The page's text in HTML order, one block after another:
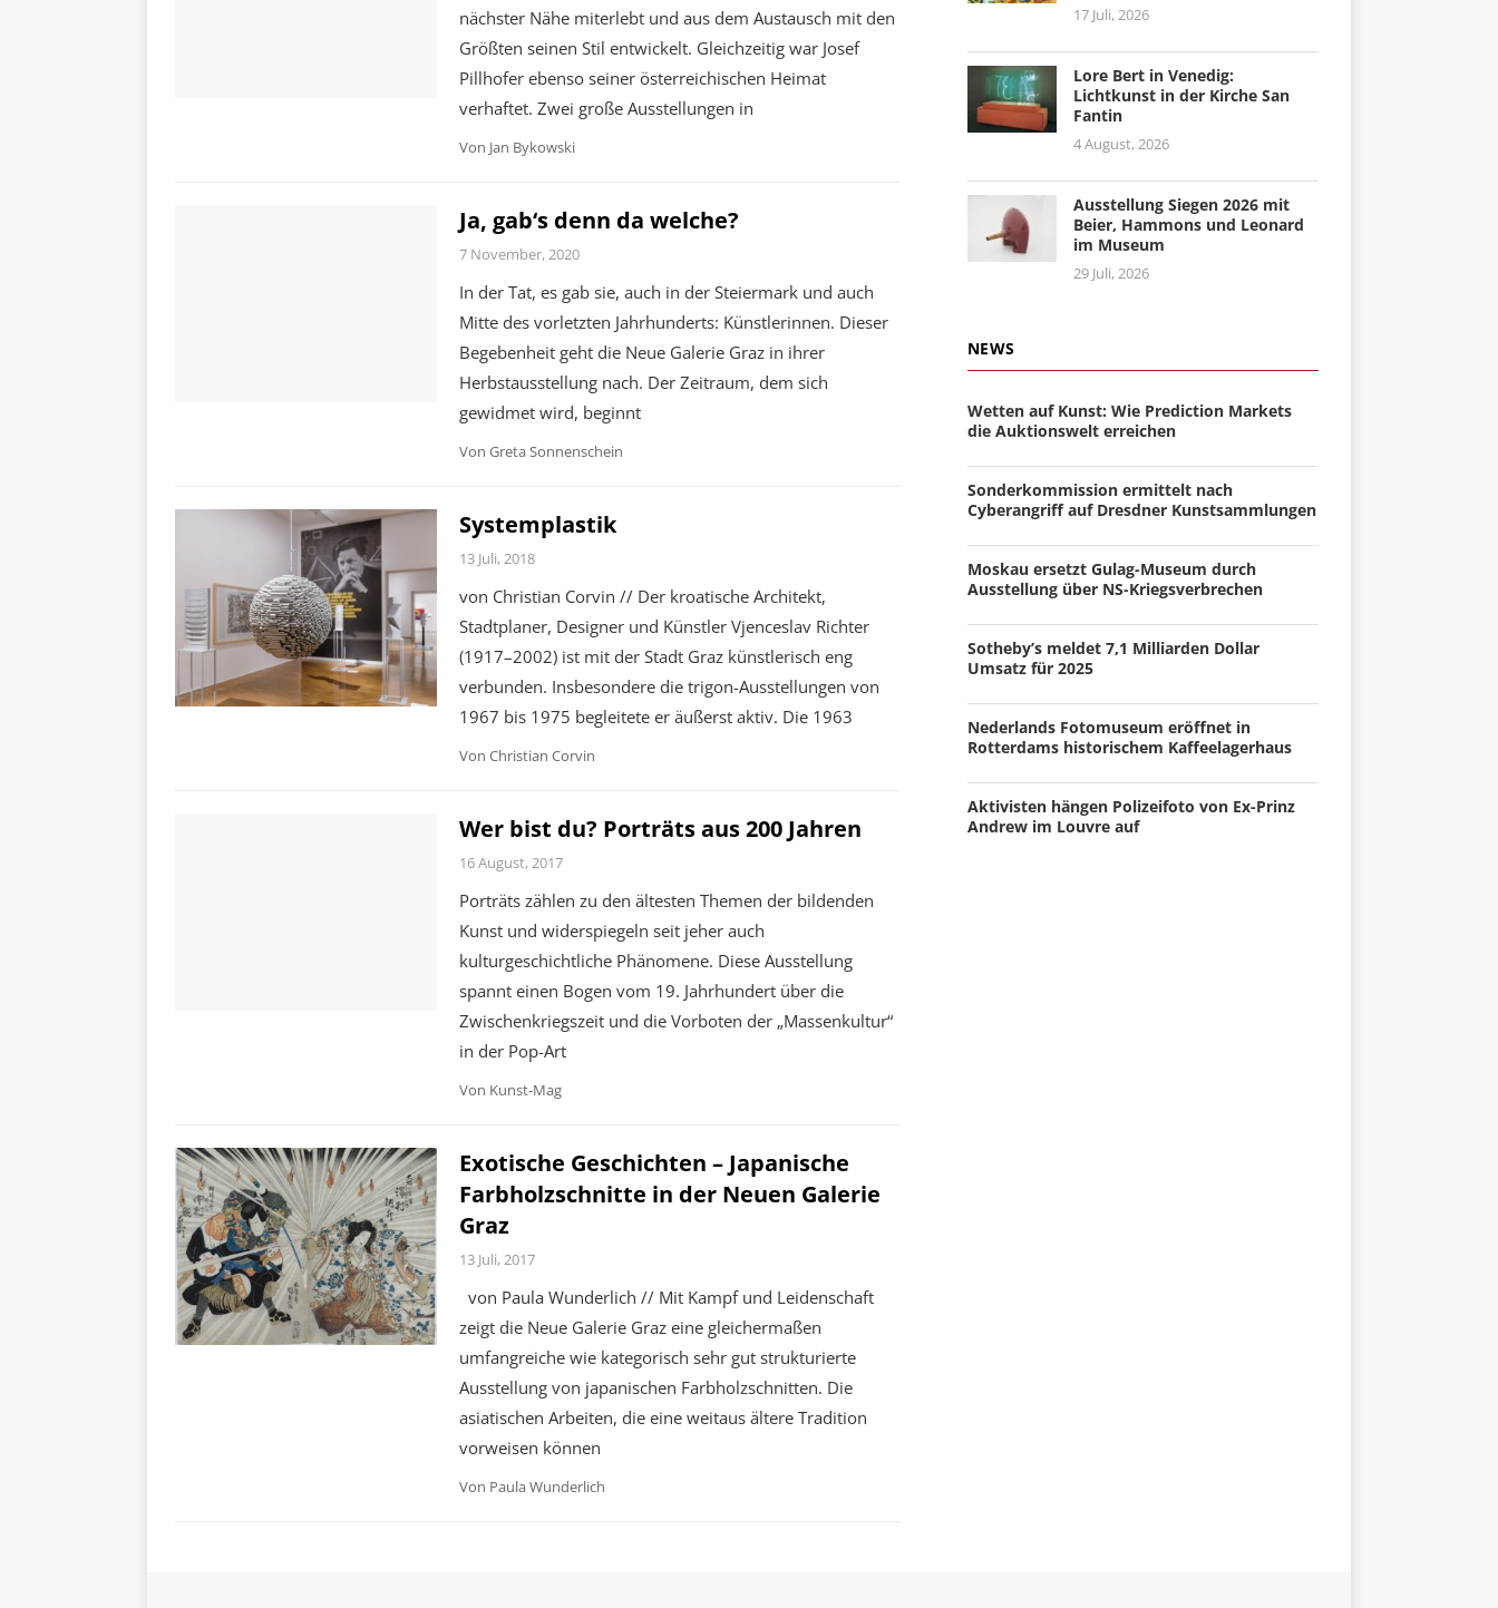
nächster Nähe miterlebt und aus dem Austausch mit den
Größten seinen Stil entwickelt. Gleichzeitig war Josef
Pillhofer ebenso seiner österreichischen Heimat
verhaftet. Zwei große Ausstellungen in
Von Jan Bykowski
Ja, gab‘s denn da welche?
7 November, 2020
In der Tat, es gab sie, auch in der Steiermark und auch
Mitte des vorletzten Jahrhunderts: Künstlerinnen. Dieser
Begebenheit geht die Neue Galerie Graz in ihrer
Herbstausstellung nach. Der Zeitraum, dem sich
gewidmet wird, beginnt
Von Greta Sonnenschein
Systemplastik
13 Juli, 2018
von Christian Corvin // Der kroatische Architekt,
Stadtplaner, Designer und Künstler Vjenceslav Richter
(1917–2002) ist mit der Stadt Graz künstlerisch eng
verbunden. Insbesondere die trigon-Ausstellungen von
1967 bis 1975 begleitete er äußerst aktiv. Die 1963
Von Christian Corvin
Wer bist du? Porträts aus 200 Jahren
16 August, 2017
Porträts zählen zu den ältesten Themen der bildenden
Kunst und widerspiegeln seit jeher auch
kulturgeschichtliche Phänomene. Diese Ausstellung
spannt einen Bogen vom 19. Jahrhundert über die
Zwischenkriegszeit und die Vorboten der „Massenkultur“
in der Pop-Art
Von Kunst-Mag
Exotische Geschichten – Japanische
Farbholzschnitte in der Neuen Galerie
Graz
13 Juli, 2017
von Paula Wunderlich // Mit Kampf und Leidenschaft
zeigt die Neue Galerie Graz eine gleichermaßen
umfangreiche wie kategorisch sehr gut strukturierte
Ausstellung von japanischen Farbholzschnitten. Die
asiatischen Arbeiten, die eine weitaus ältere Tradition
vorweisen können
Von Paula Wunderlich
17 Juli, 2026
Lore Bert in Venedig:
Lichtkunst in der Kirche San
Fantin
4 August, 2026
Ausstellung Siegen 2026 mit
Beier, Hammons und Leonard
im Museum
29 Juli, 2026
NEWS
Wetten auf Kunst: Wie Prediction Markets
die Auktionswelt erreichen
Sonderkommission ermittelt nach
Cyberangriff auf Dresdner Kunstsammlungen
Moskau ersetzt Gulag-Museum durch
Ausstellung über NS-Kriegsverbrechen
Sotheby’s meldet 7,1 Milliarden Dollar
Umsatz für 2025
Nederlands Fotomuseum eröffnet in
Rotterdams historischem Kaffeelagerhaus
Aktivisten hängen Polizeifoto von Ex-Prinz
Andrew im Louvre auf